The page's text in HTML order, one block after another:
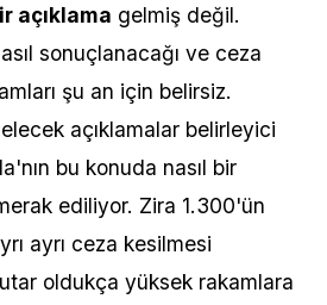
açıklama gelmiş değil.
sonuçlanacağı ve ceza
şu an için belirsiz.
açıklamalar belirleyici
bu konuda nasıl bir
ediliyor. Zira 1.300'ün
ayrı ceza kesilmesi
oldukça yüksek rakamlara